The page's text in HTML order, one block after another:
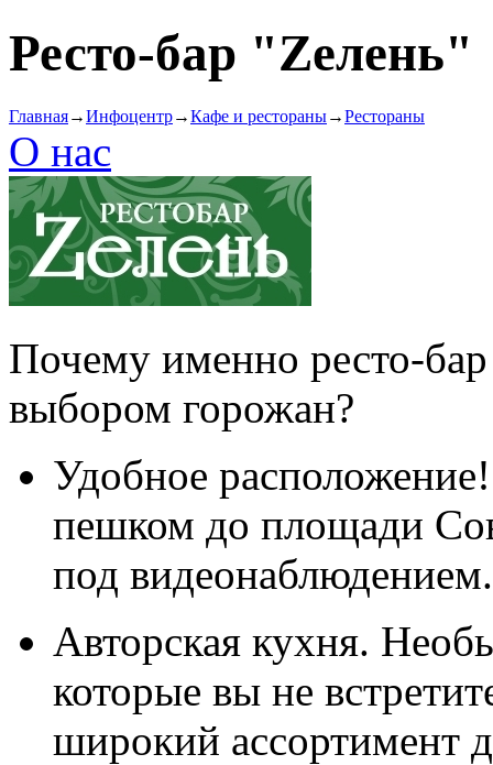
Ресто-бар "Zелень"
Главная→Инфоцентр→Кафе и рестораны→Рестораны
О нас
Почему именно ресто-
выбором горожан?
Удобное
пешком до площади
под видеонаблюдением.
Авторская кухня.
которые вы не
широкий ассортимент